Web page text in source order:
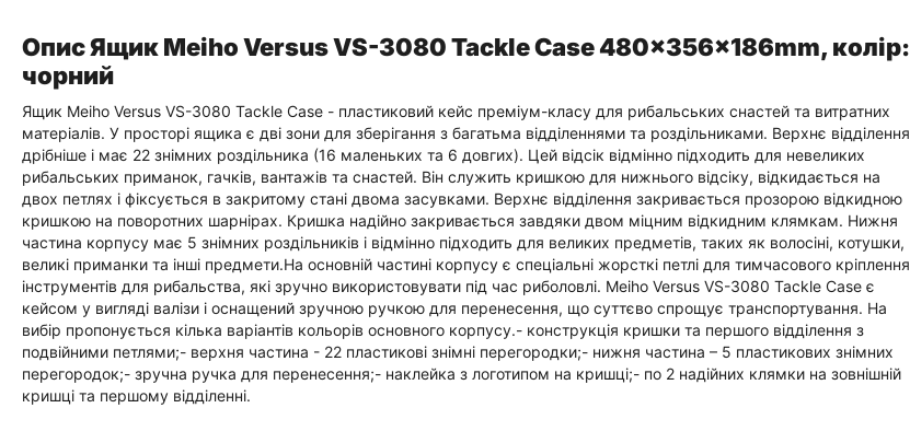
Опис Ящик Meiho Versus VS-3080 Tackle Case 480x356x186mm, колір:
чорний
Ящик Meiho Versus VS-3080 Tackle Case - пластиковий кейс преміум-класу для рибальських снастей та витратних
матеріалів. У просторі ящика є дві зони для зберігання з багатьма відділеннями та роздільниками. Верхнє відділення
дрібніше і має 22 знімних роздільника (16 маленьких та 6 довгих). Цей відсік відмінно підходить для невеликих
рибальських приманок, гачків, вантажів та снастей. Він служить кришкою для нижнього відсіку, відкидається на
двох петлях і фіксується в закритому стані двома засувками. Верхнє відділення закривається прозорою відкидною
кришкою на поворотних шарнірах. Кришка надійно закривається завдяки двом міцним відкидним клямкам. Нижня
частина корпусу має 5 знімних роздільників і відмінно підходить для великих предметів, таких як волосіні, котушки,
великі приманки та інші предмети.На основній частині корпусу є спеціальні жорсткі петлі для тимчасового кріплення
інструментів для рибальства, які зручно використовувати під час риболовлі. Meiho Versus VS-3080 Tackle Case є
кейсом у вигляді валізи і оснащений зручною ручкою для перенесення, що суттєво спрощує транспортування. На
вибір пропонується кілька варіантів кольорів основного корпусу.- конструкція кришки та першого відділення з
подвійними петлями;- верхня частина - 22 пластикові знімні перегородки;- нижня частина – 5 пластикових знімних
перегородок;- зручна ручка для перенесення;- наклейка з логотипом на кришці;- по 2 надійних клямки на зовнішній
кришці та першому відділенні.